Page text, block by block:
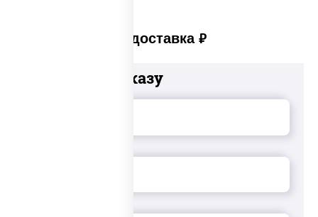
Платная доставка руб
Добавьте к заказу